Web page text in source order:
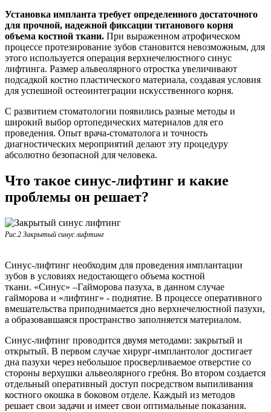
Установка импланта требует определенного достаточного
для прочной, надежной фиксации титанового корня
объема костной ткани. При выраженном атрофическом
процессе протезирование зубов становится невозможным, для
этого используется операция верхнечелюстного синус
лифтинга. Размер альвеолярного отростка увеличивают
подсадкой костно пластического материала, создавая условия
для успешной остеоинтеграции искусственного корня.
С развитием стоматологии появились разные методы и
широкий выбор ортопедических материалов для его
проведения. Опыт врача-стоматолога и точность
диагностических мероприятий делают эту процедуру
абсолютно безопасной для человека.
Что такое синус-лифтинг и какие
проблемы он решает?
Рис.2 Закрытый синус лифтинг
Синус-лифтинг необходим для проведения имплантации
зубов в условиях недостающего объема костной
ткани. «Синус» –Гайморова пазуха, в данном случае
гайморова и «лифтинг» - поднятие. В процессе оперативного
вмешательства приподнимается дно верхнечелюстной пазухи,
а образовавшаяся пространство заполняется материалом.
Синус-лифтинг проводится двумя методами: закрытый и
открытый. В первом случае хирург-имплантолог достигает
дна пазухи через небольшое просверливаемое отверстие со
стороны верхушки альвеолярного гребня. Во втором создается
отдельный оперативный доступ посредством выпиливания
костного окошка в боковом отделе. Каждый из методов
решает свои задачи и имеет свои оптимальные показания.